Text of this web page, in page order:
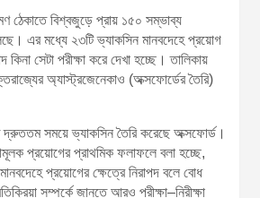
ঠেকাতে বিশ্বজুড়ে প্রায় ১৫০ সম্ভাব্য
এর মধ্যে ২৩টি ভ্যাকসিন মানবদেহে প্রয়োগ
কিনা সেটা পরীক্ষা করে দেখা হচ্ছে। তালিকায়
অ্যাস্ট্রজেনেকাও (অক্সফোর্ডের তৈরি)
সময়ে ভ্যাকসিন তৈরি করেছে অক্সফোর্ড।
প্রয়োগের প্রাথমিক ফলাফলে বলা হচ্ছে,
প্রয়োগের ক্ষেত্রে নিরাপদ বলে বোধ
সম্পর্কে জানতে আরও পরীক্ষা–নিরীক্ষা